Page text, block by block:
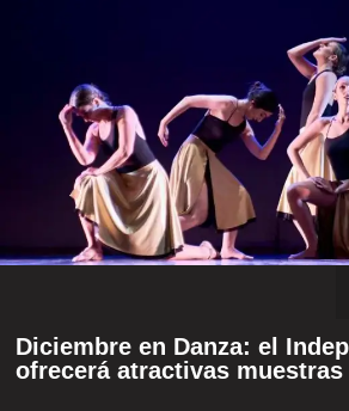
Diciembre en Danza: el
ofrecerá atractivas